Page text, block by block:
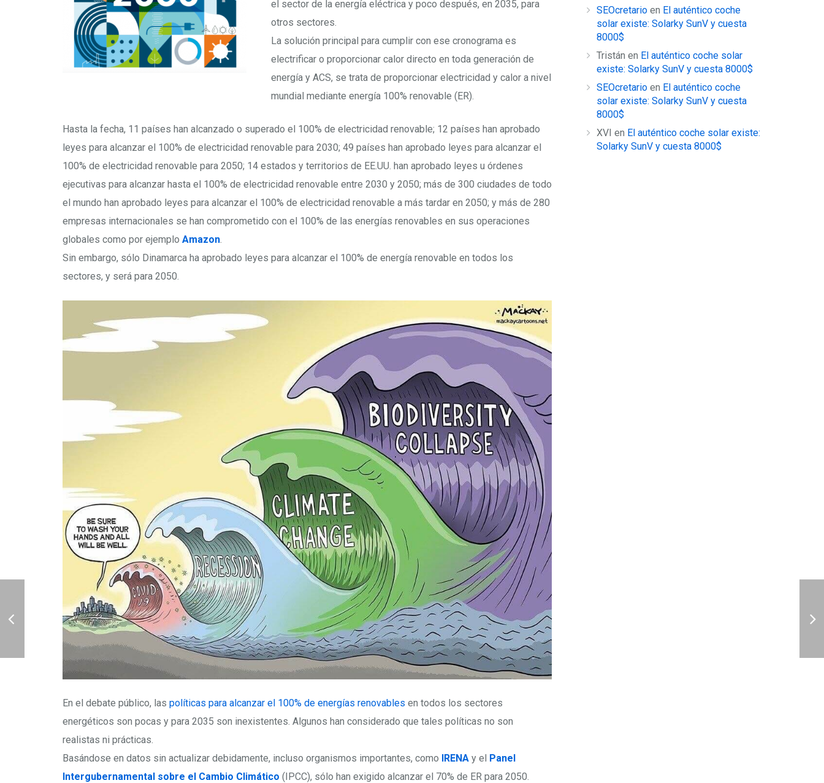
el sector de la energía eléctrica y poco después, en 2035, para
otros sectores.
La solución principal para cumplir con ese cronograma es
electrificar o proporcionar calor directo en toda generación de
energía y ACS, se trata de proporcionar electricidad y calor a nivel
mundial mediante energía 100% renovable (ER).
Hasta la fecha, 11 países han alcanzado o superado el 100% de electricidad renovable; 12 países han aprobado
leyes para alcanzar el 100% de electricidad renovable para 2030; 49 países han aprobado leyes para alcanzar el
100% de electricidad renovable para 2050; 14 estados y territorios de EE.UU. han aprobado leyes u órdenes
ejecutivas para alcanzar hasta el 100% de electricidad renovable entre 2030 y 2050; más de 300 ciudades de todo
el mundo han aprobado leyes para alcanzar el 100% de electricidad renovable a más tardar en 2050; y más de 280
empresas internacionales se han comprometido con el 100% de las energías renovables en sus operaciones
globales como por ejemplo Amazon
Sin embargo, sólo Dinamarca ha aprobado leyes para alcanzar el 100% de energía renovable en todos los
sectores, y será para 2050.
En el debate público, las políticas para alcanzar el 100% de energías renovables en todos los sectores
energéticos son pocas y para 2035 son inexistentes. Algunos han considerado que tales políticas no son
realistas ni prácticas.
Basándose en datos sin actualizar debidamente, incluso organismos importantes, como IRENA y el Panel
Intergubernamental sobre el Cambio Climático (IPCC), sólo han exigido alcanzar el 70% de ER para 2050.
SEOcretario en El auténtico coche
solar existe: Solarky SunV y cuesta
8000$
Tristán en El auténtico coche solar
existe: Solarky SunV y cuesta 8000$
SEOcretario en El auténtico coche
solar existe: Solarky SunV y cuesta
8000$
XVI en El auténtico coche solar existe:
Solarky SunV y cuesta 8000$